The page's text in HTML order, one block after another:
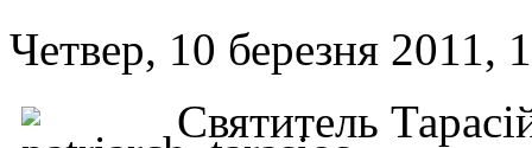
Четвер, 10 березня 2011,
Святитель